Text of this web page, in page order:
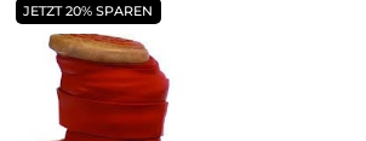
JETZT 20% SPAREN